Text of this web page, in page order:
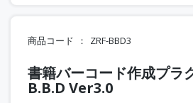
商品コード ZRF-BBD3
書籍バーコード作成プラ
B.B.D Ver3.0